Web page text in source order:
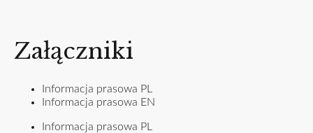
Załączniki
Informacja prasowa PL
Informacja prasowa EN
Informacja prasowa PL